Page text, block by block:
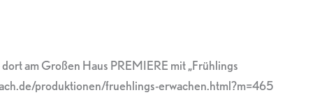
am Großen Haus PREMIERE mit „Frühlings
produktionen/fruehlings-erwachen.html?m=465